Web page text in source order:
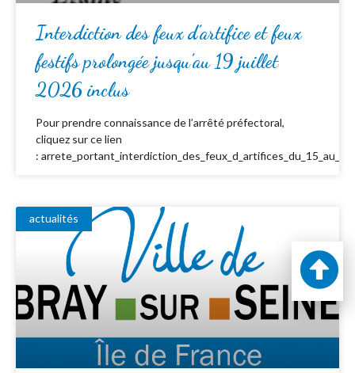
Interdiction des feux d’artifice et feux
festifs prolongée jusqu’au 19 juillet
2026 inclus
Pour prendre connaissance de l’arrêté préfectoral,
cliquez sur ce lien
:
actualités